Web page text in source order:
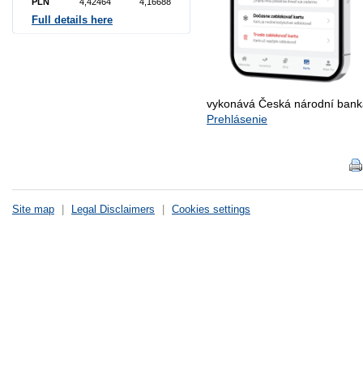
vykonává Česká národní
Prehlásenie
Full details here
Site map | Legal Disclaimers | Cookies settings